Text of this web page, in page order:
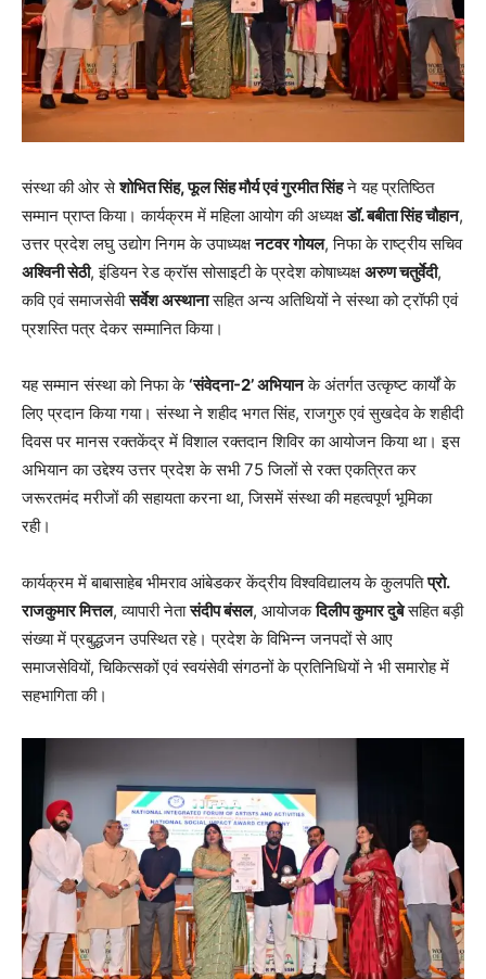
संस्था की ओर सेशोभित सिंह, फूल सिंह मौर्य एवं गुरमीत सिंहने यह प्रतिष्ठित
सम्मान प्राप्त किया। कार्यक्रम में महिला आयोग की अध्यक्षडॉ. बबीता सिंह चौहान,
उत्तर प्रदेश लघु उद्योग निगम के उपाध्यक्षनटवर गोयल, निफा के राष्ट्रीय सचिव
अश्विनी सेठी, इंडियन रेड क्रॉस सोसाइटी के प्रदेश कोषाध्यक्षअरुण चतुर्वेदी,
कवि एवं समाजसेवीसर्वेश अस्थानासहित अन्य अतिथियों ने संस्था को ट्रॉफी एवं
प्रशस्ति पत्र देकर सम्मानित किया।
यह सम्मान संस्था को निफा के‘संवेदना-2’ अभियानके अंतर्गत उत्कृष्ट कार्यों के
लिए प्रदान किया गया। संस्था ने शहीद भगत सिंह, राजगुरु एवं सुखदेव के शहीदी
दिवस पर मानस रक्तकेंद्र में विशाल रक्तदान शिविर का आयोजन किया था। इस
अभियान का उद्देश्य उत्तर प्रदेश के सभी 75 जिलों से रक्त एकत्रित कर
जरूरतमंद मरीजों की सहायता करना था, जिसमें संस्था की महत्वपूर्ण भूमिका
रही।
कार्यक्रम में बाबासाहेब भीमराव आंबेडकर केंद्रीय विश्वविद्यालय के कुलपतिप्रो.
राजकुमार मित्तल, व्यापारी नेतासंदीप बंसल, आयोजकदिलीप कुमार दुबेसहित बड़ी
संख्या में प्रबुद्धजन उपस्थित रहे। प्रदेश के विभिन्न जनपदों से आए
समाजसेवियों, चिकित्सकों एवं स्वयंसेवी संगठनों के प्रतिनिधियों ने भी समारोह में
सहभागिता की।